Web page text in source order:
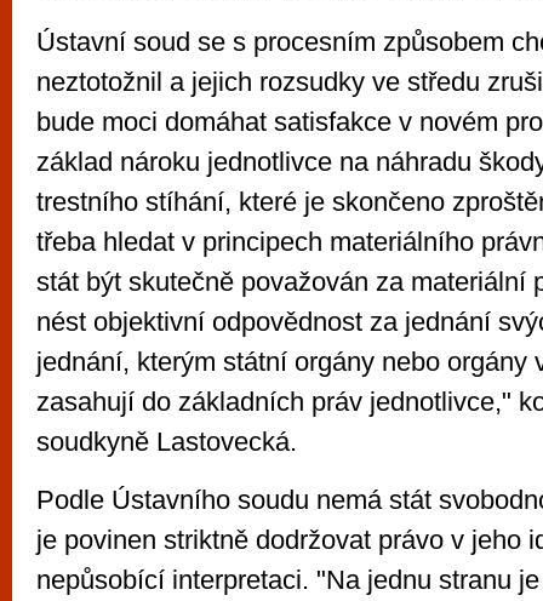
Ústavní soud se s procesním způsobem
neztotožnil a jejich rozsudky ve středu
bude moci domáhat satisfakce v novém
základ nároku jednotlivce na náhradu
trestního stíhání, které je skončeno
třeba hledat v principech materiálního
stát být skutečně považován za materiální
nést objektivní odpovědnost za jednání
jednání, kterým státní orgány nebo orgány
zasahují do základních práv jednotlivce,"
soudkyně Lastovecká.
Podle Ústavního soudu nemá stát
je povinen striktně dodržovat právo v jeho
nepůsobící interpretaci. "Na jednu stranu